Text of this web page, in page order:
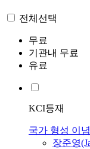
전체선택
무료
기관내 무료
유료
KCI등재
국가 형성 이
장준영